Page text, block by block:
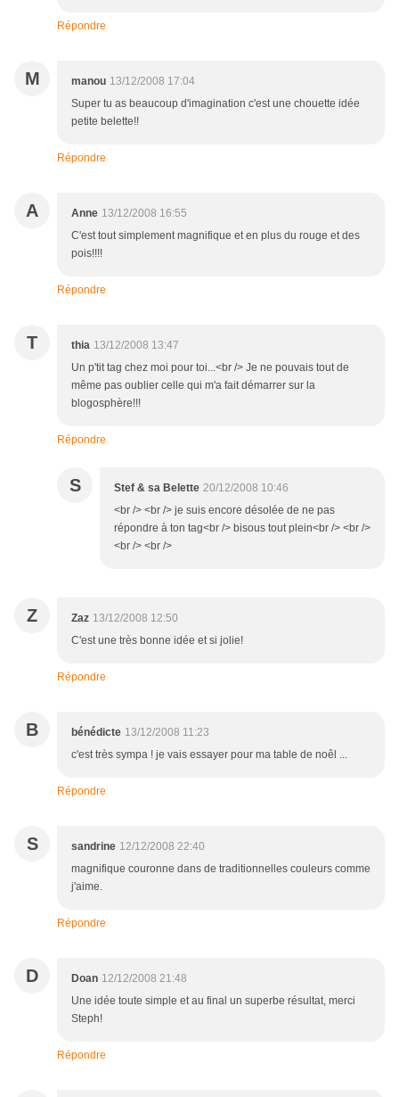
Répondre
M manou 13/12/2008 17:04
Super tu as beaucoup d'imagination c'est une chouette idée
petite belette!!
Répondre
A Anne 13/12/2008 16:55
C'est tout simplement magnifique et en plus du rouge et des
pois!!!!
Répondre
T thia 13/12/2008 13:47
Un p'tit tag chez moi pour toi...<br /> Je ne pouvais tout de
même pas oublier celle qui m'a fait démarrer sur la
blogosphère!!!
Répondre
S Stef & sa Belette 20/12/2008 10:46
<br /> <br /> je suis encore désolée de ne pas
répondre à ton tag<br /> bisous tout plein<br /> <br />
<br /> <br />
Z Zaz 13/12/2008 12:50
C'est une très bonne idée et si jolie!
Répondre
B bénédicte 13/12/2008 11:23
c'est très sympa ! je vais essayer pour ma table de noêl ...
Répondre
S sandrine 12/12/2008 22:40
magnifique couronne dans de traditionnelles couleurs comme
j'aime.
Répondre
D Doan 12/12/2008 21:48
Une idée toute simple et au final un superbe résultat, merci
Steph!
Répondre